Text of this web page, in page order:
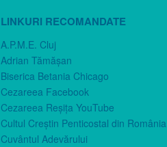
LINKURI RECOMANDATE
A.P.M.E. Cluj
Adrian Tămăşan
Biserica Betania Chicago
Cezareea Facebook
Cezareea Reşiţa YouTube
Cultul Creştin Penticostal din România
Cuvântul Adevărului